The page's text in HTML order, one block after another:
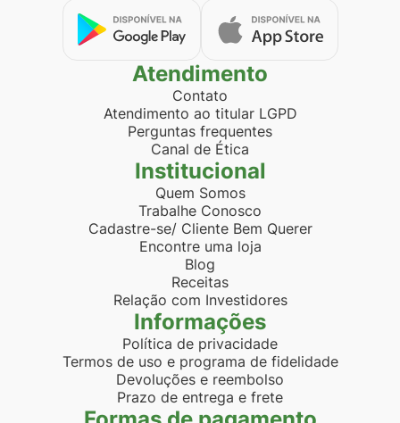
Atendimento
Contato
Atendimento ao titular LGPD
Perguntas frequentes
Canal de Ética
Institucional
Quem Somos
Trabalhe Conosco
Cadastre-se/ Cliente Bem Querer
Encontre uma loja
Blog
Receitas
Relação com Investidores
Informações
Política de privacidade
Termos de uso e programa de fidelidade
Devoluções e reembolso
Prazo de entrega e frete